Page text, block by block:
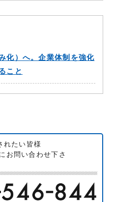
化）へ。企業体制を強化
こと
れたい皆様
お問い合わせ下さ